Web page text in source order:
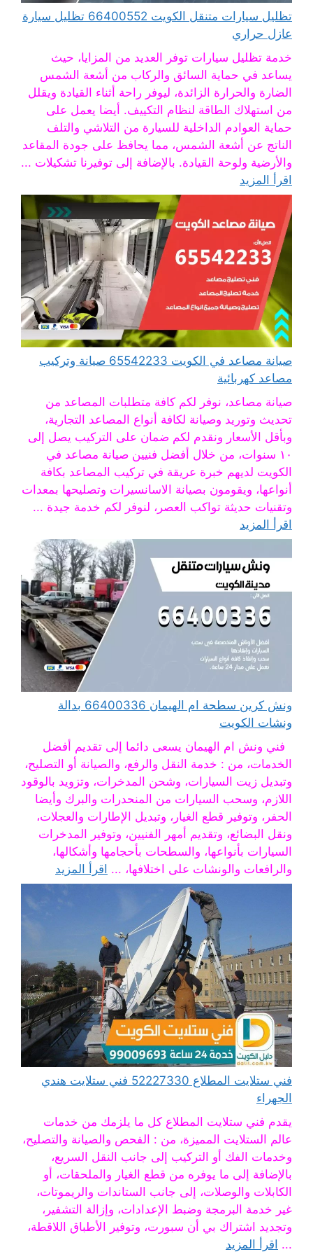
تظليل سيارات متنقل الكويت 66400552 تظليل سيارة
عازل حراري
خدمة تظليل سيارات توفر العديد من المزايا، حيث
يساعد في حماية السائق والركاب من أشعة الشمس
الضارة والحرارة الزائدة، ليوفر راحة أثناء القيادة ويقلل
من استهلاك الطاقة لنظام التكييف. أيضا يعمل على
حماية العوادم الداخلية للسيارة من التلاشي والتلف
الناتج عن أشعة الشمس، مما يحافظ على جودة المقاعد
والأرضية ولوحة القيادة. بالإضافة إلى توفيرنا تشكيلات ...
اقرأ المزيد
صيانة مصاعد في الكويت 65542233 صيانة وتركيب
مصاعد كهربائية
صيانة مصاعد، نوفر لكم كافة متطلبات المصاعد من
تحديث وتوريد وصيانة لكافة أنواع المصاعد التجارية،
وبأقل الأسعار ونقدم لكم ضمان على التركيب يصل إلى
١٠ سنوات، من خلال أفضل فنيين صيانة مصاعد في
الكويت لديهم خبرة عريقة في تركيب المصاعد بكافة
أنواعها، ويقومون بصيانة الاسانسيرات وتصليحها بمعدات
وتقنيات حديثة تواكب العصر، لنوفر لكم خدمة جيدة ...
اقرأ المزيد
ونش كرين سطحة ام الهيمان 66400336 بدالة
ونشات الكويت
فني ونش ام الهيمان يسعى دائما إلى تقديم أفضل
الخدمات، من : خدمة النقل والرفع، والصيانة أو التصليح،
وتبديل زيت السيارات، وشحن المدخرات، وتزويد بالوقود
اللازم، وسحب السيارات من المنحدرات والبرك وأيضا
الحفر، وتوفير قطع الغيار، وتبديل الإطارات والعجلات،
ونقل البضائع، وتقديم أمهر الفنيين، وتوفير المدخرات
السيارات بأنواعها، والسطحات بأحجامها وأشكالها،
والرافعات والونشات على اختلافها، ... اقرأ المزيد
فني ستلايت المطلاع 52227330 فني ستلايت هندي
الجهراء
يقدم فني ستلايت المطلاع كل ما يلزمك من خدمات
عالم الستلايت المميزة، من : الفحص والصيانة والتصليح،
وخدمات الفك أو التركيب إلى جانب النقل السريع،
بالإضافة إلى ما يوفره من قطع الغيار والملحقات، أو
الكابلات والوصلات، إلى جانب الستاندات والريموتات،
غير خدمة البرمجة وضبط الإعدادات، وإزالة التشفير،
وتجديد اشتراك بي أن سبورت، وتوفير الأطباق اللاقطة،
... اقرأ المزيد